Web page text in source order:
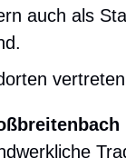
auch als